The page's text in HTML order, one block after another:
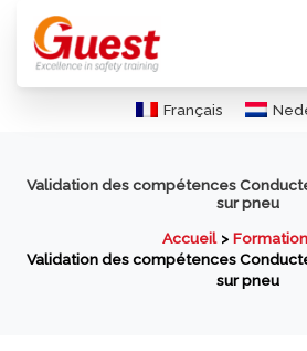
contenu
Français
Validation des compétences
sur pneu
Accueil
Validation des compétences
sur pneu